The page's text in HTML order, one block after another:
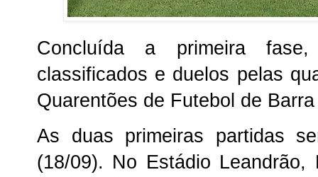
Concluída a primeira
classificados e duelos pelas
Quarentões de Futebol de
As duas primeiras partidas
(18/09). No Estádio